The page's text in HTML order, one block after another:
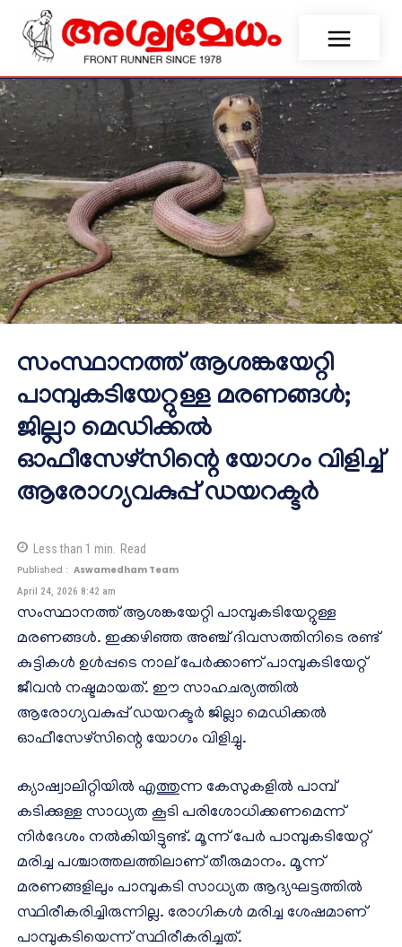
സംസ്ഥാനത്ത് ആശങ്കയേറ്റി
പാമ്പുകടിയേറ്റുള്ള മരണങ്ങള്‍;
ജില്ലാ മെഡിക്കല്‍
ഓഫീസേഴ്‌സിന്റെ യോഗം വിളിച്ച്
ആരോഗ്യവകുപ്പ് ഡയറക്ടര്‍
Less than 1 min. Read
Published : Aswamedham Team
April 24, 2026 8:42 am
സംസ്ഥാനത്ത് ആശങ്കയേറ്റി പാമ്പുകടിയേറ്റുള്ള
മരണങ്ങള്‍. ഇക്കഴിഞ്ഞ അഞ്ച് ദിവസത്തിനിടെ രണ്ട്
കുട്ടികള്‍ ഉള്‍പ്പടെ നാല് പേര്‍ക്കാണ് പാമ്പുകടിയേറ്റ്
ജീവന്‍ നഷ്ടമായത്. ഈ സാഹചര്യത്തില്‍
ആരോഗ്യവകുപ്പ് ഡയറക്ടര്‍ ജില്ലാ മെഡിക്കല്‍
ഓഫീസേഴ്‌സിന്റെ യോഗം വിളിച്ചു.
ക്യാഷ്വാലിറ്റിയില്‍ എത്തുന്ന കേസുകളില്‍ പാമ്പ്
കടിക്കുള്ള സാധ്യത കൂടി പരിശോധിക്കണമെന്ന്
നിര്‍ദേശം നല്‍കിയിട്ടുണ്ട്. മൂന്ന് പേര്‍ പാമ്പുകടിയേറ്റ്
മരിച്ച പശ്ചാത്തലത്തിലാണ് തീരുമാനം. മൂന്ന്
മരണങ്ങളിലും പാമ്പുകടി സാധ്യത ആദ്യഘട്ടത്തില്‍
സ്ഥിരീകരിച്ചിരുന്നില്ല. രോഗികള്‍ മരിച്ച ശേഷമാണ്
പാമ്പുകടിയെന്ന് സ്ഥിരീകരിച്ചത്.